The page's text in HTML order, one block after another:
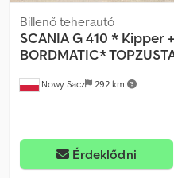
Nowy Sacz 292 km
Billenő teherautó
SCANIAG 410 * Kipper +
BORDMATIC*
Érdeklődni